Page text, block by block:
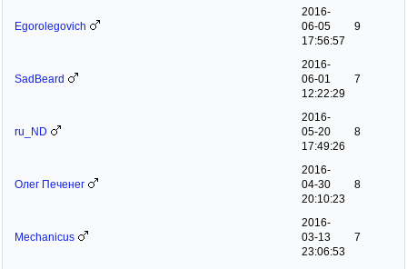
Egorolegovich
2016-
06-05
17:56:57
9
SadBeard
2016-
06-01
12:22:29
7
ru_ND
2016-
05-20
17:49:26
8
Олег Печенег
2016-
04-30
20:10:23
8
Mechanicus
2016-
03-13
23:06:53
7